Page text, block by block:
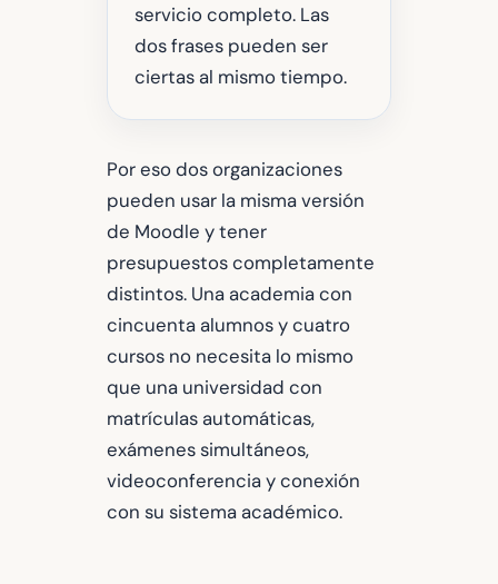
servicio completo. Las
dos frases pueden ser
ciertas al mismo tiempo.
Por eso dos organizaciones
pueden usar la misma versión
de Moodle y tener
presupuestos completamente
distintos. Una academia con
cincuenta alumnos y cuatro
cursos no necesita lo mismo
que una universidad con
matrículas automáticas,
exámenes simultáneos,
videoconferencia y conexión
con su sistema académico.